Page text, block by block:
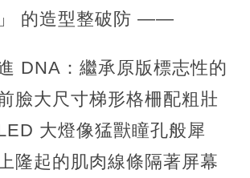
」 的造型整破防 ——
DNA：繼承原版標志性的
臉大尺寸梯形格柵配粗壯
大燈像猛獸瞳孔般犀
隆起的肌肉線條隔著屏幕